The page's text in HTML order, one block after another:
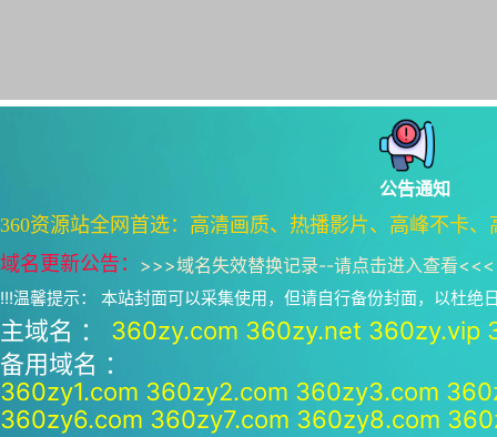
公告通知
360资源站全网首选：高清画质、热播影片、高峰不卡
域名更新公告： >>>域名失效替换记录--请点击进入查看<<<
!!!温馨提示： 本站封面可以采集使用，但请自行备份封面，以杜绝
主域名 ： 360zy.com 360zy.net 360zy.vip
备用域名 ：
360zy1.com 360zy2.com 360zy3.com
360zy6.com 360zy7.com 360zy8.com